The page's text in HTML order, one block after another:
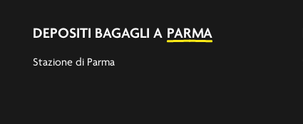
DEPOSITI BAGAGLI A PARMA
Stazione di Parma